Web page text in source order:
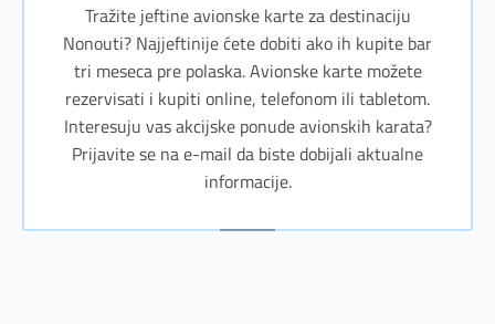
Tražite jeftine avionske karte za destinaciju
Nonouti? Najjeftinije ćete dobiti ako ih kupite bar
tri meseca pre polaska. Avionske karte možete
rezervisati i kupiti online, telefonom ili tabletom.
Interesuju vas akcijske ponude avionskih karata?
Prijavite se na e-mail da biste dobijali aktualne
informacije.